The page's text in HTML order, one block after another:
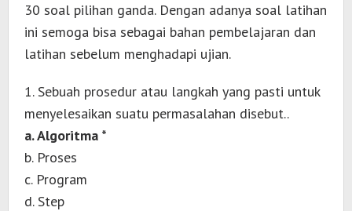
30 soal pilihan ganda. Dengan adanya soal latihan
ini semoga bisa sebagai bahan pembelajaran dan
latihan sebelum menghadapi ujian.
1. Sebuah prosedur atau langkah yang pasti untuk
menyelesaikan suatu permasalahan disebut..
a. Algoritma *
b. Proses
c. Program
d. Step